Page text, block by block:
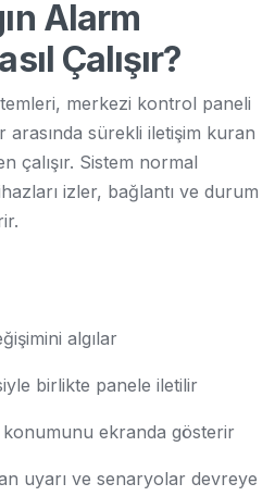
Alarm
Çalışır?
merkezi kontrol paneli
arasında sürekli iletişim kuran
çalışır. Sistem normal
izler, bağlantı ve durum
algılar
birlikte panele iletilir
konumunu ekranda gösterir
uyarı ve senaryolar devreye